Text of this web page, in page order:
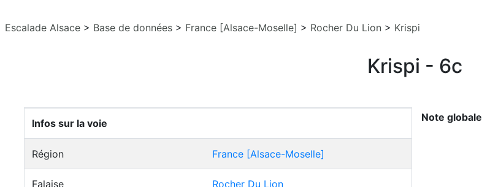
Escalade Alsace > Base de données > France [Alsace-Moselle] > Rocher Du Lion > Krispi
Krispi - 6c
Infos sur la voie
Région France [Alsace-Moselle]
Falaise Rocher Du Lion
Note globale